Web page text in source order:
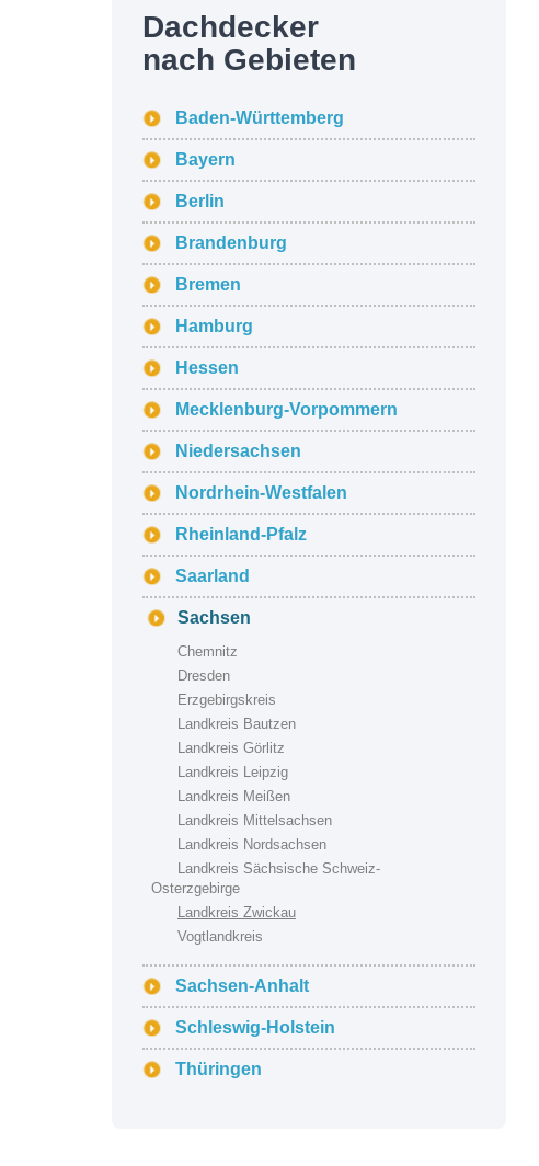
Dachdecker
nach Gebieten
Baden-Württemberg
Bayern
Berlin
Brandenburg
Bremen
Hamburg
Hessen
Mecklenburg-Vorpommern
Niedersachsen
Nordrhein-Westfalen
Rheinland-Pfalz
Saarland
Sachsen
Chemnitz
Dresden
Erzgebirgskreis
Landkreis Bautzen
Landkreis Görlitz
Landkreis Leipzig
Landkreis Meißen
Landkreis Mittelsachsen
Landkreis Nordsachsen
Landkreis Sächsische Schweiz-
Osterzgebirge
Landkreis Zwickau
Vogtlandkreis
Sachsen-Anhalt
Schleswig-Holstein
Thüringen